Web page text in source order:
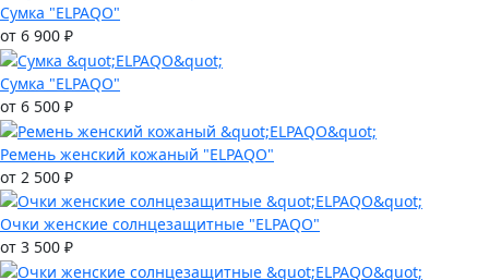
Сумка "ELPAQO"
от 6 900 ₽
Сумка "ELPAQO"
от 6 500 ₽
Ремень женский кожаный "ELPAQO"
от 2 500 ₽
Очки женские солнцезащитные "ELPAQO"
от 3 500 ₽